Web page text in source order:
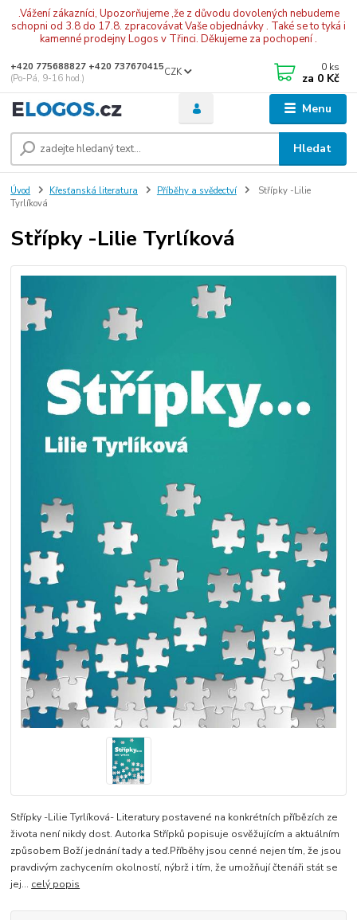
.Vážení zákazníci, Upozorňujeme ,že z důvodu dovolených nebudeme
schopni od 3.8 do 17.8. zpracovávat Vaše objednávky . Také se to tyká i
kamenné prodejny Logos v Třinci. Děkujeme za pochopení .
Menu
CZK
Hledat
+420 775688827 +420 737670415
(Po-Pá, 9-16 hod.)
0 ks
za 0 Kč
Úvod Křesťanská literatura Příběhy a svědectví
Střípky -Lilie
Tyrlíková
Střípky -Lilie Tyrlíková
Střípky -Lilie Tyrlíková- Literatury postavené na konkrétních příbězích ze
života není nikdy dost. Autorka Střípků popisuje osvěžujícím a aktuálním
způsobem Boží jednání tady a teď.Příběhy jsou cenné nejen tím, že jsou
pravdivým zachycením okolností, nýbrž i tím, že umožňují čtenáři stát se
jej... celý popis